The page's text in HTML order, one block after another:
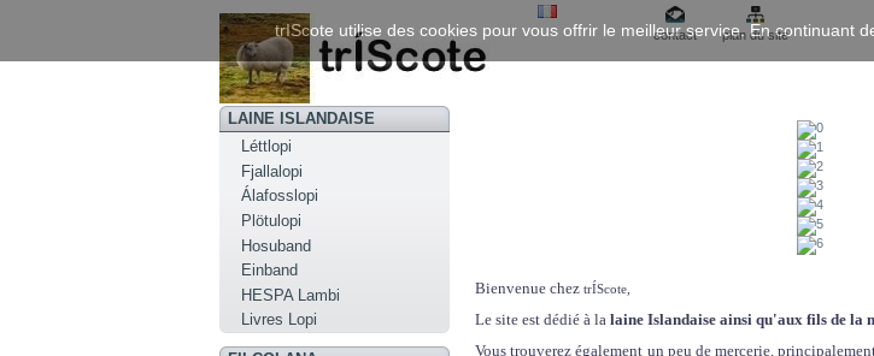
contact
plan du site
LAINE ISLANDAISE
Léttlopi
Fjallalopi
Álafosslopi
Plötulopi
Hosuband
Einband
HESPA Lambi
Livres Lopi
Bienvenue chez trÍScote,
Le site est dédié à la laine Islandaise ainsi qu'aux fils de la
Vous trouverez également un peu de mercerie,
trIScote utilise des cookies pour vous offrir le meilleur service. En continuant